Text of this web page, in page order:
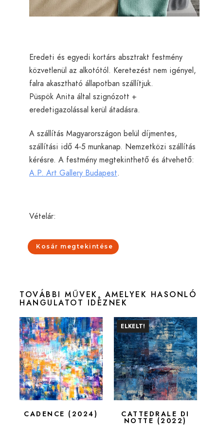
Eredeti és egyedi kortárs absztrakt festmény
közvetlenül az alkotótól. Keretezést nem igényel,
falra akasztható állapotban szállítjuk.
Püspök Anita által szignózott +
eredetigazolással kerül átadásra.
A szállítás Magyarországon belül díjmentes,
szállítási idő 4-5 munkanap. Nemzetközi szállítás
kérésre. A festmény megtekinthető és átvehető:
A.P. Art Gallery Budapest.
Vételár:
Kosár megtekintése
TOVÁBBI MŰVEK, AMELYEK HASONLÓ
HANGULATOT IDÉZNEK
CADENCE (2024)
ELKELT!
CATTEDRALE DI
NOTTE (2022)